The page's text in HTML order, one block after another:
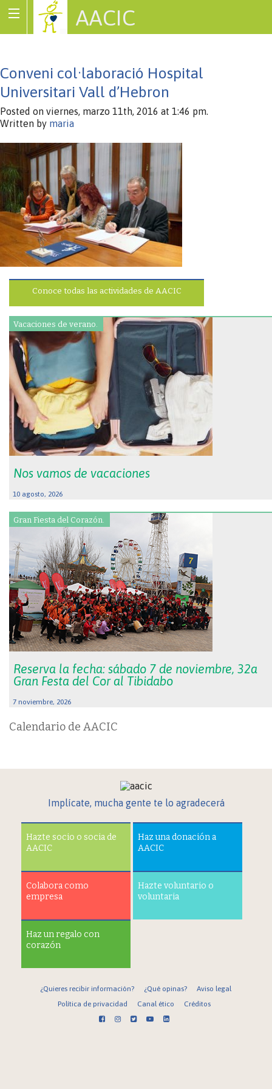
AACIC
Conveni col·laboració Hospital
Universitari Vall d’Hebron
Posted on viernes, marzo 11th, 2016 at 1:46 pm.
Written by maria
Conoce todas las actividades de AACIC
Vacaciones de verano.
Nos vamos de vacaciones
10 agosto, 2026
Gran Fiesta del Corazón.
Reserva la fecha: sábado 7 de noviembre, 32a
Gran Festa del Cor al Tibidabo
7 noviembre, 2026
Calendario de AACIC
Implícate, mucha gente te lo agradecerá
Hazte socio o socia de
AACIC
Haz una donación a
AACIC
Colabora como
empresa
Hazte voluntario o
voluntaria
Haz un regalo con
corazón
¿Quieres recibir información? ¿Qué opinas?
Aviso legal
Política de privacidad
Canal ético Créditos